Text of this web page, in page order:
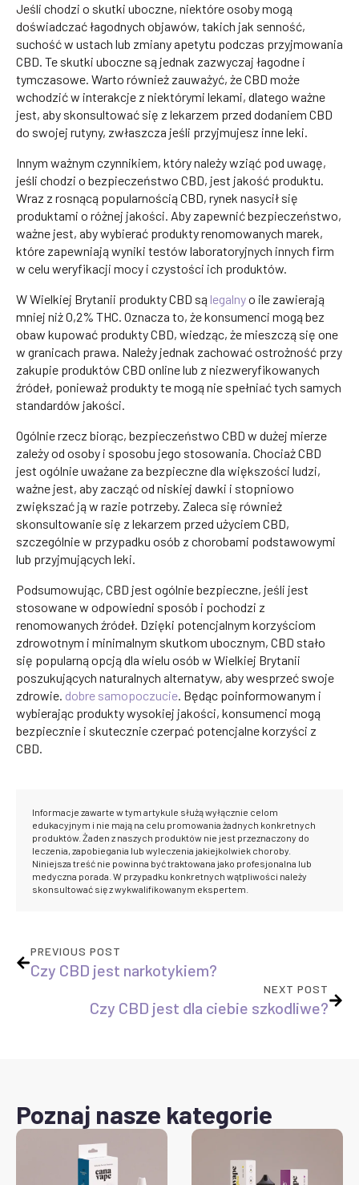
Jeśli chodzi o skutki uboczne, niektóre osoby mogą
doświadczać łagodnych objawów, takich jak senność,
suchość w ustach lub zmiany apetytu podczas przyjmowania
CBD. Te skutki uboczne są jednak zazwyczaj łagodne i
tymczasowe. Warto również zauważyć, że CBD może
wchodzić w interakcje z niektórymi lekami, dlatego ważne
jest, aby skonsultować się z lekarzem przed dodaniem CBD
do swojej rutyny, zwłaszcza jeśli przyjmujesz inne leki.
Innym ważnym czynnikiem, który należy wziąć pod uwagę,
jeśli chodzi o bezpieczeństwo CBD, jest jakość produktu.
Wraz z rosnącą popularnością CBD, rynek nasycił się
produktami o różnej jakości. Aby zapewnić bezpieczeństwo,
ważne jest, aby wybierać produkty renomowanych marek,
które zapewniają wyniki testów laboratoryjnych innych firm
w celu weryfikacji mocy i czystości ich produktów.
W Wielkiej Brytanii produkty CBD są legalnyo ile zawierają
mniej niż 0,2% THC. Oznacza to, że konsumenci mogą bez
obaw kupować produkty CBD, wiedząc, że mieszczą się one
w granicach prawa. Należy jednak zachować ostrożność przy
zakupie produktów CBD online lub z niezweryfikowanych
źródeł, ponieważ produkty te mogą nie spełniać tych samych
standardów jakości.
Ogólnie rzecz biorąc, bezpieczeństwo CBD w dużej mierze
zależy od osoby i sposobu jego stosowania. Chociaż CBD
jest ogólnie uważane za bezpieczne dla większości ludzi,
ważne jest, aby zacząć od niskiej dawki i stopniowo
zwiększać ją w razie potrzeby. Zaleca się również
skonsultowanie się z lekarzem przed użyciem CBD,
szczególnie w przypadku osób z chorobami podstawowymi
lub przyjmujących leki.
Podsumowując, CBD jest ogólnie bezpieczne, jeśli jest
stosowane w odpowiedni sposób i pochodzi z
renomowanych źródeł. Dzięki potencjalnym korzyściom
zdrowotnym i minimalnym skutkom ubocznym, CBD stało
się popularną opcją dla wielu osób w Wielkiej Brytanii
poszukujących naturalnych alternatyw, aby wesprzeć swoje
zdrowie. dobre samopoczucie. Będąc poinformowanym i
wybierając produkty wysokiej jakości, konsumenci mogą
bezpiecznie i skutecznie czerpać potencjalne korzyści z
CBD.
Informacje zawarte w tym artykule służą wyłącznie celom
edukacyjnym i nie mają na celu promowania żadnych konkretnych
produktów. Żaden z naszych produktów nie jest przeznaczony do
leczenia, zapobiegania lub wyleczenia jakiejkolwiek choroby.
Niniejsza treść nie powinna być traktowana jako profesjonalna lub
medyczna porada. W przypadku konkretnych wątpliwości należy
skonsultować się z wykwalifikowanym ekspertem.
PREVIOUS POST
Czy CBD jest narkotykiem?
NEXT POST
Czy CBD jest dla ciebie szkodliwe?
Poznaj nasze kategorie